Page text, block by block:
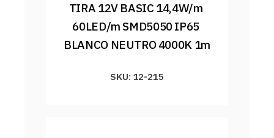
TIRA 12V BASIC 14,4W/m
60LED/m SMD5050 IP65
BLANCO NEUTRO 4000K 1m
SKU: 12-215